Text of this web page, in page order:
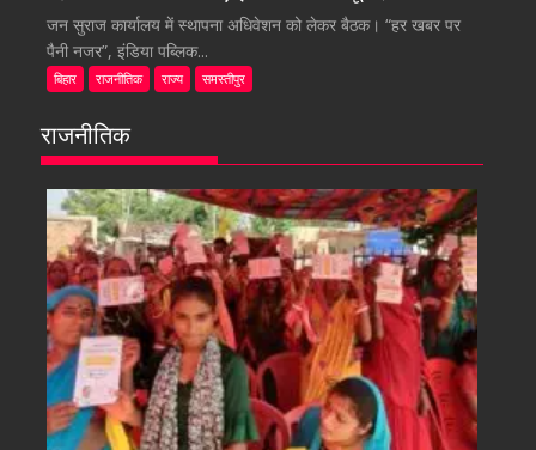
जन सुराज कार्यालय में स्थापना अधिवेशन को लेकर बैठक। “हर खबर पर
पैनी नजर”, इंडिया पब्लिक...
बिहार राजनीतिक राज्य समस्तीपुर
राजनीतिक